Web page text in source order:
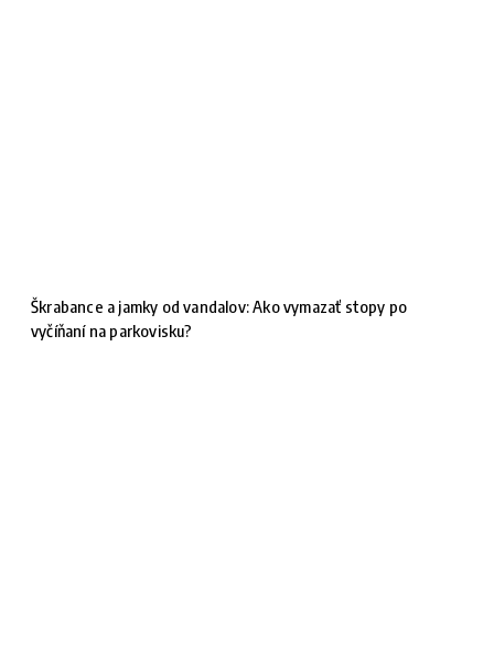
Škrabance a jamky od vandalov: Ako vymazať stopy po
vyčíňaní na parkovisku?